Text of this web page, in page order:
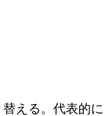
える。代表的に